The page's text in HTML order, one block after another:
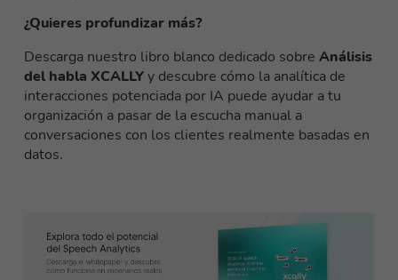
¿Quieres profundizar más?
Descarga nuestro libro blanco dedicado sobre Análisis
del habla XCALLYy descubre cómo la analítica de
interacciones potenciada por IA puede ayudar a tu
organización a pasar de la escucha manual a
conversaciones con los clientes realmente basadas en
datos.